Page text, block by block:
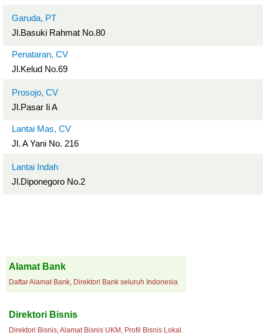
Garuda, PT
Jl.Basuki Rahmat No.80
Penataran, CV
Jl.Kelud No.69
Prosojo, CV
Jl.Pasar Ii A
Lantai Mas, CV
Jl. A Yani No. 216
Lantai Indah
Jl.Diponegoro No.2
Alamat Bank
Daftar Alamat Bank, Direktori Bank seluruh Indonesia
Direktori Bisnis
Direktori Bisnis, Alamat Bisnis UKM, Profil Bisnis Lokal.